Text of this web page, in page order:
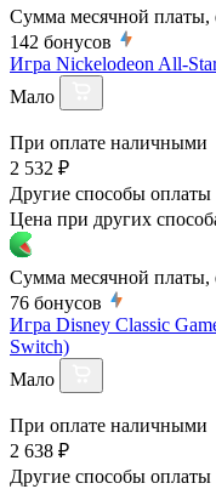
Сумма месячной платы,
142 бонусов
Игра Nickelodeon All-
Мало
При оплате наличными
2 532 ₽
Другие способы оплаты
Цена при других
Сумма месячной платы,
76 бонусов
Игра Disney Classic
Switch)
Мало
При оплате наличными
2 638 ₽
Другие способы оплаты